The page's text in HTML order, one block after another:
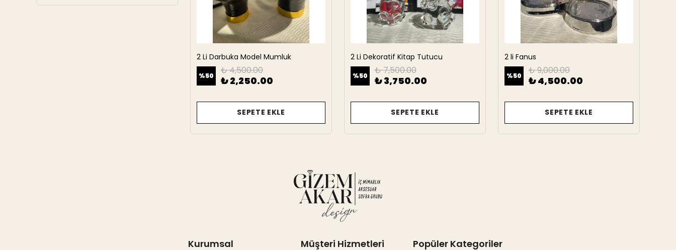
2 Li Darbuka Model Mumluk
%50 ₺ 4,500.00
₺ 2,250.00
SEPETE EKLE
2 Li Dekoratif Kitap Tutucu
%50 ₺ 7,500.00
₺ 3,750.00
SEPETE EKLE
2 li Fanus
%50 ₺ 9,000.00
₺ 4,500.00
SEPETE EKLE
Kurumsal Müşteri Hizmetleri Popüler Kategoriler